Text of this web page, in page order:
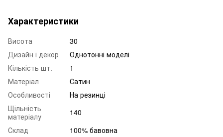
Характеристики
Висота
30
Дизайн і декор
Однотонні моделі
Кількість шт.
1
Матеріал
Сатин
Особливості
На резинці
Щільність
матеріалу
140
Склад
100% бавовна